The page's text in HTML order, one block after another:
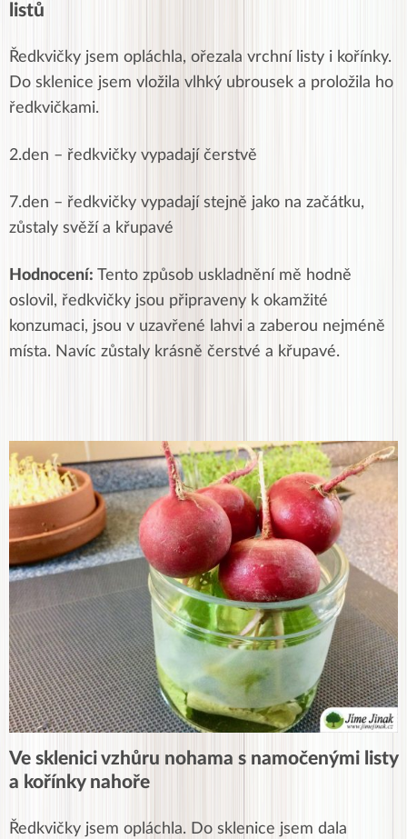
listů
Ředkvičky jsem opláchla, ořezala vrchní listy i kořínky.
Do sklenice jsem vložila vlhký ubrousek a proložila ho
ředkvičkami.
2.den – ředkvičky vypadají čerstvě
7.den – ředkvičky vypadají stejně jako na začátku,
zůstaly svěží a křupavé
Hodnocení: Tento způsob uskladnění mě hodně
oslovil, ředkvičky jsou připraveny k okamžité
konzumaci, jsou v uzavřené lahvi a zaberou nejméně
místa. Navíc zůstaly krásně čerstvé a křupavé.
Ve sklenici vzhůru nohama s namočenými listy
a kořínky nahoře
Ředkvičky jsem opláchla. Do sklenice jsem dala